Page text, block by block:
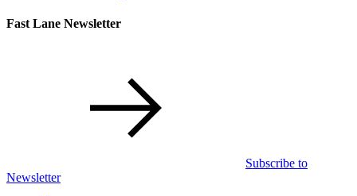
Fast Lane Newsletter
Subscribe to
Newsletter